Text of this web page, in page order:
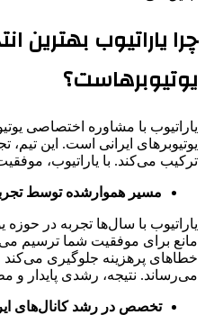
چرا یاراتیوب بهترین
یوتیوبرهاست؟
یاراتیوب با مشاوره اختصاصی
یوتیوبرهای ایرانی است. این
ترکیب می‌کند. با یاراتیوب،
مسیر هموارشده توسط
یاراتیوب با سال‌ها تجربه در
مانع برای موفقیت شما ترسیم
خطاهای پرهزینه جلوگیری می‌کند
می‌رساند. نتیجه، رشدی پایدار
تخصص در رشد کانال‌های